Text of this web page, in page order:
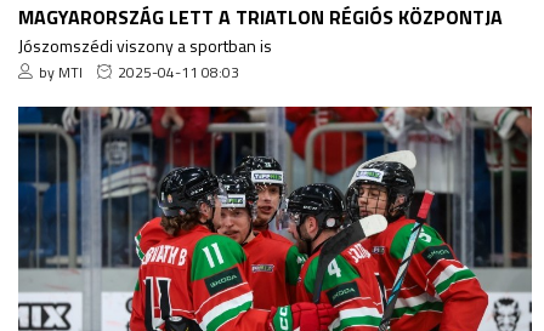
MAGYARORSZÁG LETT A TRIATLON RÉGIÓS KÖZPONTJA
Jószomszédi viszony a sportban is
by MTI 2025-04-11 08:03